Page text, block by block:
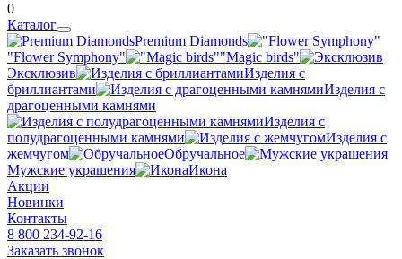
0
Каталог
Premium Diamonds
"Flower Symphony"
"Magic birds"
Эксклюзив
Изделия с
бриллиантами
Изделия с
драгоценными камнями
Изделия с
полудрагоценными камнями
Изделия с
жемчугом
Обручальное
Мужские украшения
Икона
Акции
Новинки
Контакты
8 800 234-92-16
Заказать звонок